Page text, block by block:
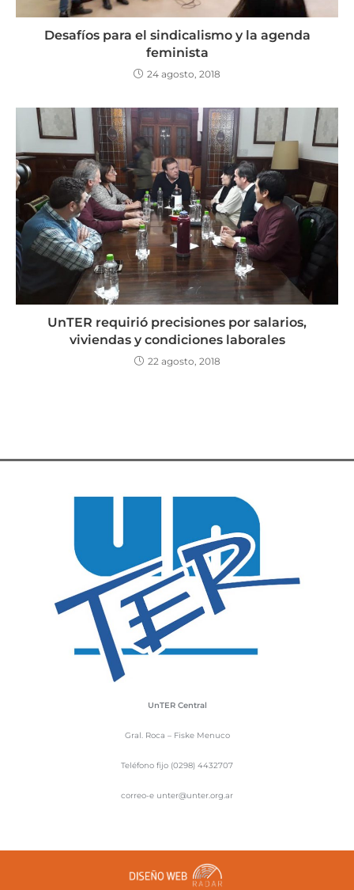
Desafíos para el sindicalismo y la agenda
feminista
24 agosto, 2018
UnTER requirió precisiones por salarios,
viviendas y condiciones laborales
22 agosto, 2018
UnTER Central
Gral. Roca – Fiske Menuco
Teléfono fijo (0298) 4432707
correo-e unter@unter.org.ar